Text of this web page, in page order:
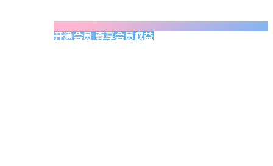
开通会员 尊享会员权益